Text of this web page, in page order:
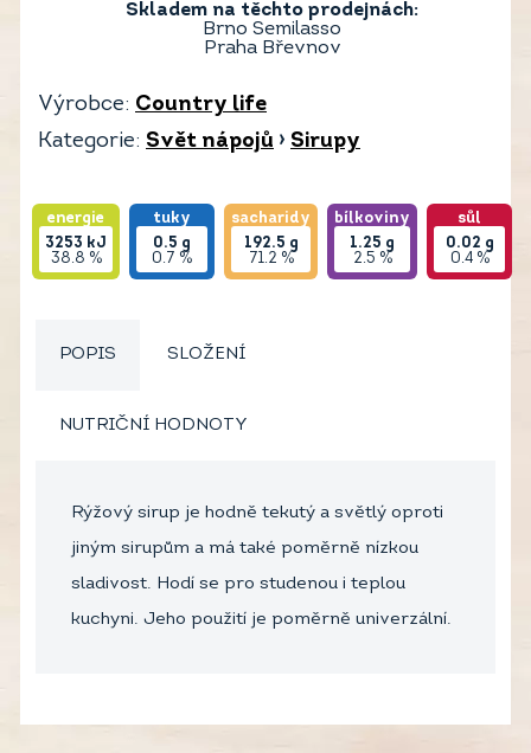
Skladem na těchto prodejnách:
Brno Semilasso
Praha Břevnov
Výrobce: Country life
Kategorie: Svět nápojů › Sirupy
energie
3253 kJ
38.8 %
tuky
0.5 g
0.7 %
sacharidy
192.5 g
71.2 %
bílkoviny
1.25 g
2.5 %
sůl
0.02 g
0.4 %
POPIS SLOŽENÍ
NUTRIČNÍ HODNOTY
Rýžový sirup je hodně tekutý a světlý oproti
jiným sirupům a má také poměrně nízkou
sladivost. Hodí se pro studenou i teplou
kuchyni. Jeho použití je poměrně univerzální.